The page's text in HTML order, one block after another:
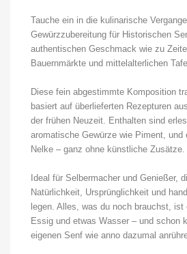
Tauche ein in die kulinarische
Gewürzzubereitung für Historischen
authentischen Geschmack wie zu
Bauernmärkte und mittelalterlichen
Diese fein abgestimmte Komposition
basiert auf überlieferten Rezepturen
der frühen Neuzeit. Enthalten sind
aromatische Gewürze wie Piment, und
Nelke – ganz ohne künstliche Zusätze.
Ideal für Selbermacher und Genießer,
Natürlichkeit, Ursprünglichkeit und
legen. Alles, was du noch brauchst, ist
Essig und etwas Wasser – und schon
eigenen Senf wie anno dazumal